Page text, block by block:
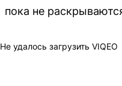
пока не
Не удалось загрузить VIQEO